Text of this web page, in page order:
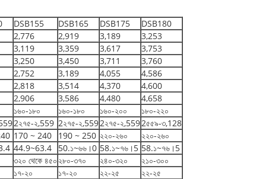
DSB155 DSB165 DSB175
DSB180
2,776 2,919 3,189
3,253
3,119 3,359 3,617
3,753
3,250 3,450 3,711
3,760
2,752 3,189 4,055
4,586
2,818 3,514 4,370
4,600
2,906 3,586 4,480
4,658
১৬০-১৮০ ১৬০-১৮০ ১৬০-২০০
১৮০-২২০
2২৭৫-২,559 2২৭৫-২,5592২৭৫-২,5592৫৫৯-৩,128
170 ~ 240 190 ~ 250 ২২০-২৬০
২২০-২৬০
44.9~63.4 50.১~৬৬।0 58.১~৭৬।5 58.১~৭৬।5
৩২০ থেকে ৪৫০২৮০-৩৭০ ২৪০-৩২০
২১০-৩০০
১৭-২০ ১৭-২০ ২২-২৫
২২-২৫